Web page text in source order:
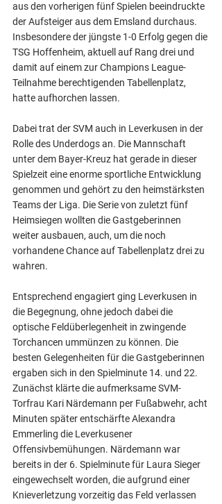
aus den vorherigen fünf Spielen beeindruckte
der Aufsteiger aus dem Emsland durchaus.
Insbesondere der jüngste 1-0 Erfolg gegen die
TSG Hoffenheim, aktuell auf Rang drei und
damit auf einem zur Champions League-
Teilnahme berechtigenden Tabellenplatz,
hatte aufhorchen lassen.
Dabei trat der SVM auch in Leverkusen in der
Rolle des Underdogs an. Die Mannschaft
unter dem Bayer-Kreuz hat gerade in dieser
Spielzeit eine enorme sportliche Entwicklung
genommen und gehört zu den heimstärksten
Teams der Liga. Die Serie von zuletzt fünf
Heimsiegen wollten die Gastgeberinnen
weiter ausbauen, auch, um die noch
vorhandene Chance auf Tabellenplatz drei zu
wahren.
Entsprechend engagiert ging Leverkusen in
die Begegnung, ohne jedoch dabei die
optische Feldüberlegenheit in zwingende
Torchancen ummünzen zu können. Die
besten Gelegenheiten für die Gastgeberinnen
ergaben sich in den Spielminute 14. und 22.
Zunächst klärte die aufmerksame SVM-
Torfrau Kari Närdemann per Fußabwehr, acht
Minuten später entschärfte Alexandra
Emmerling die Leverkusener
Offensivbemühungen. Närdemann war
bereits in der 6. Spielminute für Laura Sieger
eingewechselt worden, die aufgrund einer
Knieverletzung vorzeitig das Feld verlassen